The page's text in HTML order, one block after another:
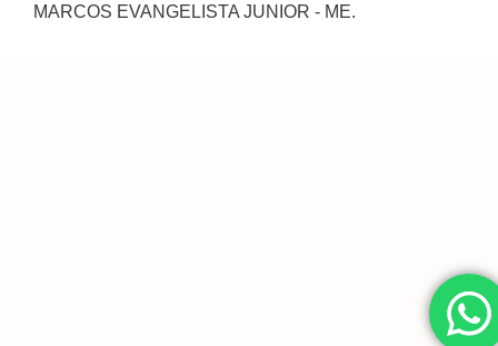
MARCOS EVANGELISTA JUNIOR - ME.